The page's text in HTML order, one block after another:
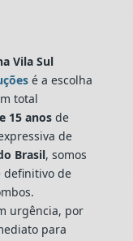
Vila Sul
é a escolha
total
15 anosde
de
Brasil, somos
definitivo de
urgência, por
para